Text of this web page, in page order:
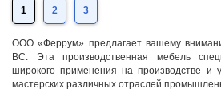
1 2 3
ООО «Феррум» предлагает вашему
ВС. Эта производственная мебель
широкого применения на производстве и
мастерских различных отраслей